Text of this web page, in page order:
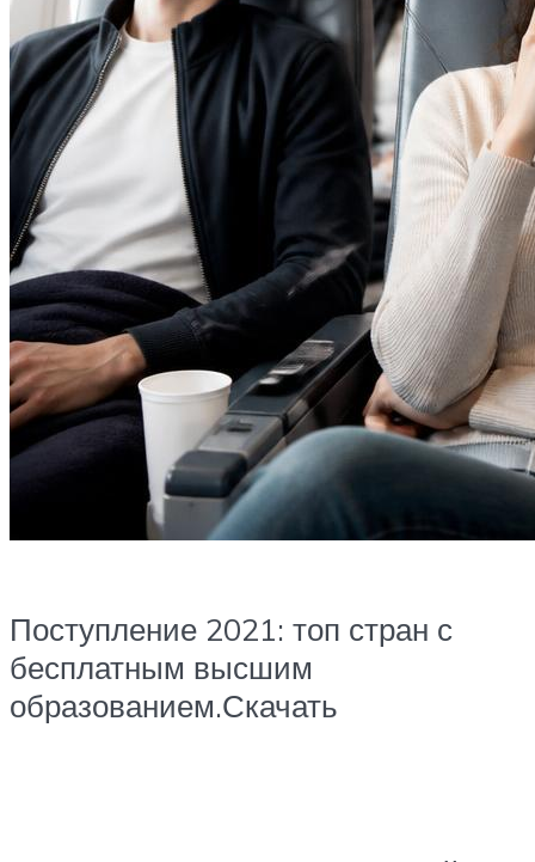
Поступление 2021: топ стран с
бесплатным высшим
образованием.Скачать